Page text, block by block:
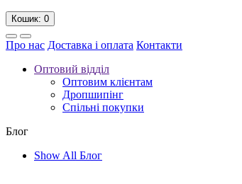
Кошик: 0
Про нас Доставка і оплата Контакти
Оптовий відділ
Оптовим клієнтам
Дропшипінг
Спільні покупки
Блог
Show All Блог